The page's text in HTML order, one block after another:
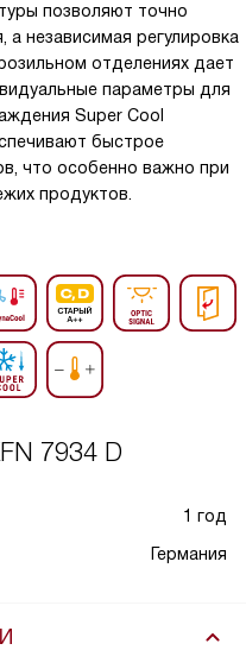
позволяют точно
а независимая регулировка
отделениях дает
параметры для
Super Cool
быстрое
что особенно важно при
продуктов.
7934 D
1 год
Германия